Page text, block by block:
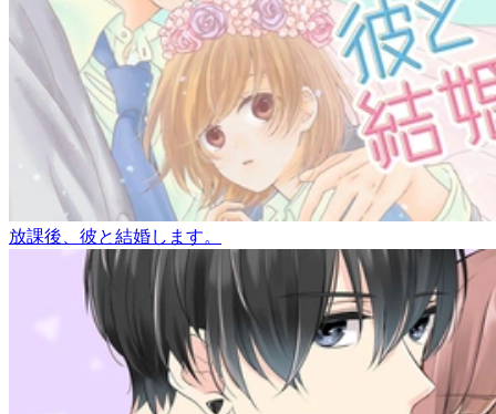
放課後、彼と結婚します。